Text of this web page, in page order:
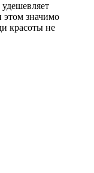
этом значимо
красоты не